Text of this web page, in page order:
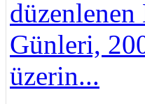
Günleri,
üzerin...